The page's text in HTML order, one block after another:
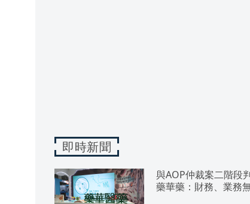
即時新聞
與AOP仲裁案二階段
藥華藥：財務、業務